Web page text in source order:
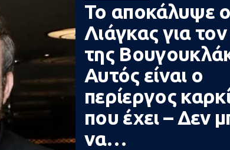
Το αποκάλυψε ο
Λιάγκας για τον
της
Αυτός είναι ο
περίεργος
που έχει – Δεν
να…